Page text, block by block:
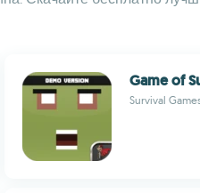
Game of
Survival